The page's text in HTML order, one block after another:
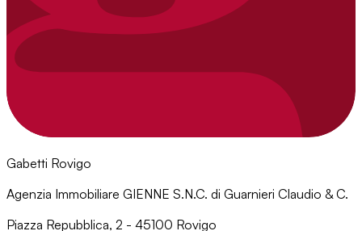
Gabetti Rovigo
Agenzia Immobiliare GIENNE S.N.C. di Guarnieri Claudio & C.
Piazza Repubblica, 2 - 45100 Rovigo